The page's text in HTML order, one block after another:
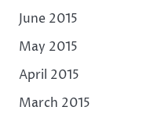
June 2015
May 2015
April 2015
March 2015